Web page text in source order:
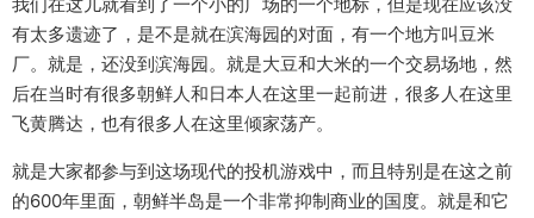
有太多遗迹了，是不是就在滨海园的对面，有一个地方叫豆米
厂。就是，还没到滨海园。就是大豆和大米的一个交易场地，然
后在当时有很多朝鲜人和日本人在这里一起前进，很多人在这里
飞黄腾达，也有很多人在这里倾家荡产。
就是大家都参与到这场现代的投机游戏中，而且特别是在这之前
的600年里面，朝鲜半岛是一个非常抑制商业的国度。就是和它